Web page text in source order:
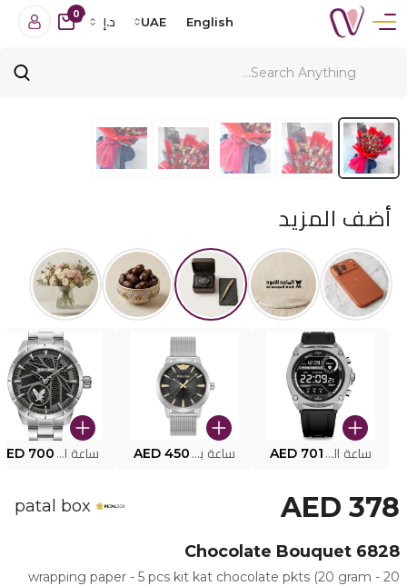
English
UAE د.إ
0
أضف المزيد
ساعة البوليس الذكية MY.AVATAR PEIUN0000101 AED 701 ساعة بوليس للرجال PEWJG0005002 AED 450 ساعة البوليس PEWJG2227302 700
AED 378
patal box
Chocolate Bouquet 6828
wrapping paper - 5 pcs kit kat chocolate pkts (20 gram - 20